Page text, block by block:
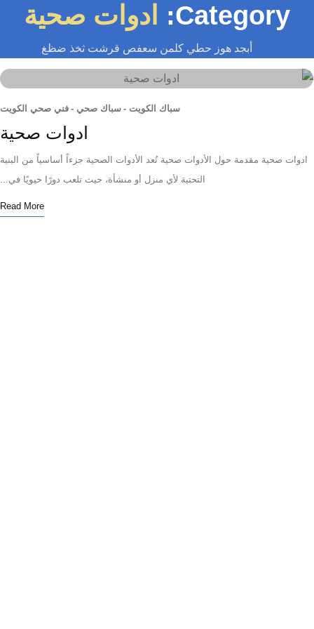
Category: ادوات صحية
أبجد هوز حطي كلمن سعفص قرشت ثخذ ضظغ
سباك الكويت- سباك صحي- فني صحي الكويت
ادوات صحية
صحية مقدمة حول الأدوات صحية تُعد الأدوات الصحية جزءاً أساسياً من البنية
التحتية لأي منزل أو منشأة، حيث تلعب دورًا حيويًا في...
Read More